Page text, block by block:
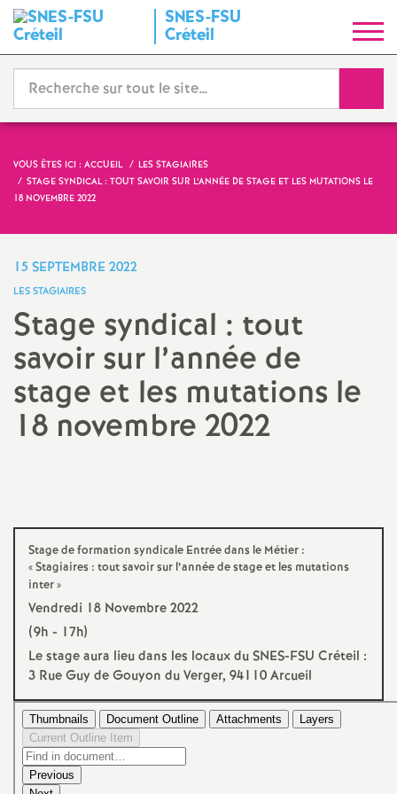
SNES-FSU
Créteil
y
n
d
t
N
i
o
a
l
VOUS ÊTES ICI : ACCUEIL
LES STAGIAIRES
STAGE SYNDICAL : TOUT SAVOIR SUR L’ANNÉE DE STAGE ET LES MUTATIONS LE
18 NOVEMBRE 2022
15 SEPTEMBRE 2022
LES STAGIAIRES
Stage syndical : tout
savoir sur l’année de
stage et les mutations le
18 novembre 2022
Stage de formation syndicale Entrée dans le Métier :
«Stagiaires : tout savoir sur l’année de stage et les mutations
inter»
Vendredi 18 Novembre 2022
(9h - 17h)
Le stage aura lieu dans les locaux duSNES-FSU Créteil :
3 Rue Guy de Gouyon du Verger, 94110 Arcueil